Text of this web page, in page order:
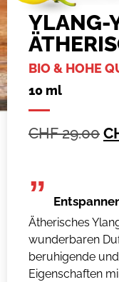
YLANG-
BIO & HOHE
10 ml
CHF29.00
”
Ätherisches
wunderbaren
beruhigende
Eigenschaften